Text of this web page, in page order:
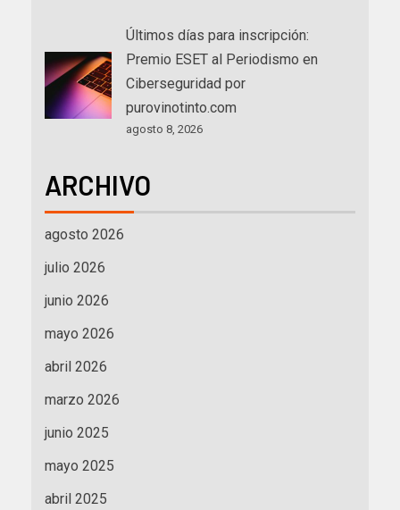
Últimos días para inscripción:
Premio ESET al Periodismo en
Ciberseguridad por
purovinotinto.com
agosto 8, 2026
ARCHIVO
agosto 2026
julio 2026
junio 2026
mayo 2026
abril 2026
marzo 2026
junio 2025
mayo 2025
abril 2025